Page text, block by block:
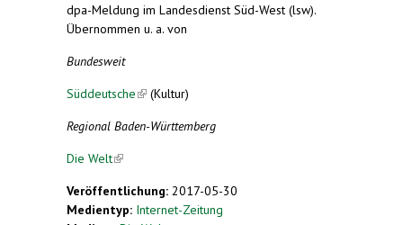
dpa-Meldung im Landesdienst Süd-West (lsw).
Übernommen u. a. von
Bundesweit
Süddeutsche(link is external)
(Kultur)
Regional Baden-Württemberg
Die Welt(link is external)
Veröffentlichung: 2017-05-30
Medientyp: Internet-Zeitung